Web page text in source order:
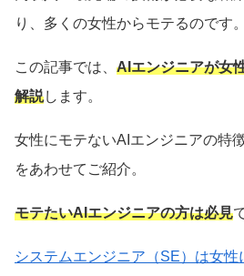
り、多くの女性からモテるのです。
この記事では、 AIエンジニアが女
解説します。
女性にモテないAIエンジニアの特
をあわせてご紹介。
モテたいAIエンジニアの方は必見
システムエンジニア（SE）は女